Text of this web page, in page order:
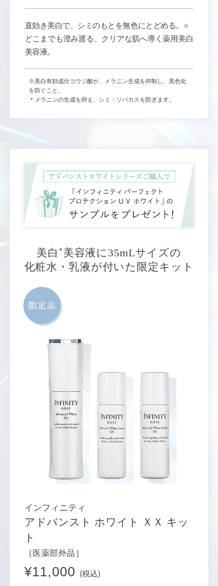
直効き美白で、シミのもとを無色にとどめる。 ※
どこまでも澄み渡る、クリアな肌へ導く薬用美白
美容液。
※美白有効成分コウジ酸が、メラニン生成を抑制し、黒色化
を防ぐこと。
＊メラニンの生成を抑え、シミ・ソバカスを防ぎます。
美白 *美容液に35mLサイズの
化粧水・乳液が付いた限定キット
インフィニティ
アドバンスト ホワイト ＸＸ キッ
ト
［医薬部外品］
¥11,000 (税込)